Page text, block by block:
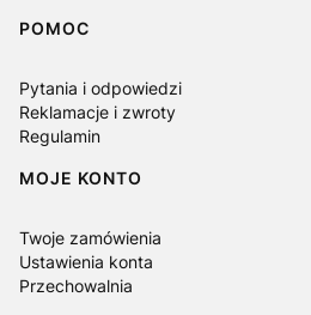
Linki w stopce
POMOC
Pytania i odpowiedzi
Reklamacje i zwroty
Regulamin
MOJE KONTO
Twoje zamówienia
Ustawienia konta
Przechowalnia